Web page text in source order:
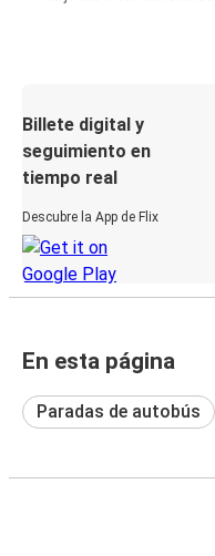
Billete digital y
seguimiento en
tiempo real
Descubre la App de Flix
En esta página
Paradas de autobús